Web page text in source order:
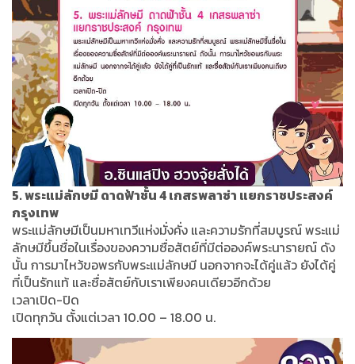
5. พระแม่ลักษมี ดาดฟ้าชั้น 4 เกสรพลาซ่า แยกราชประสงค์
กรุงเทพ
พระแม่ลักษมีเป็นมหาเทวีแห่งมั่งคั่ง และความรักที่สมบูรณ์ พระแม่
ลักษมีขึ้นชื่อในเรื่องของความซื่อสัตย์ที่มีต่อองค์พระนารายณ์ ดัง
นั้น การมาไหว้ขอพรกับพระแม่ลักษมี นอกจากจะได้คู่แล้ว ยังได้คู่
ที่เป็นรักแท้ และซื่อสัตย์กับเราเพียงคนเดียวอีกด้วย
เวลาเปิด-ปิด
เปิดทุกวัน ตั้งแต่เวลา 10.00 – 18.00 น.